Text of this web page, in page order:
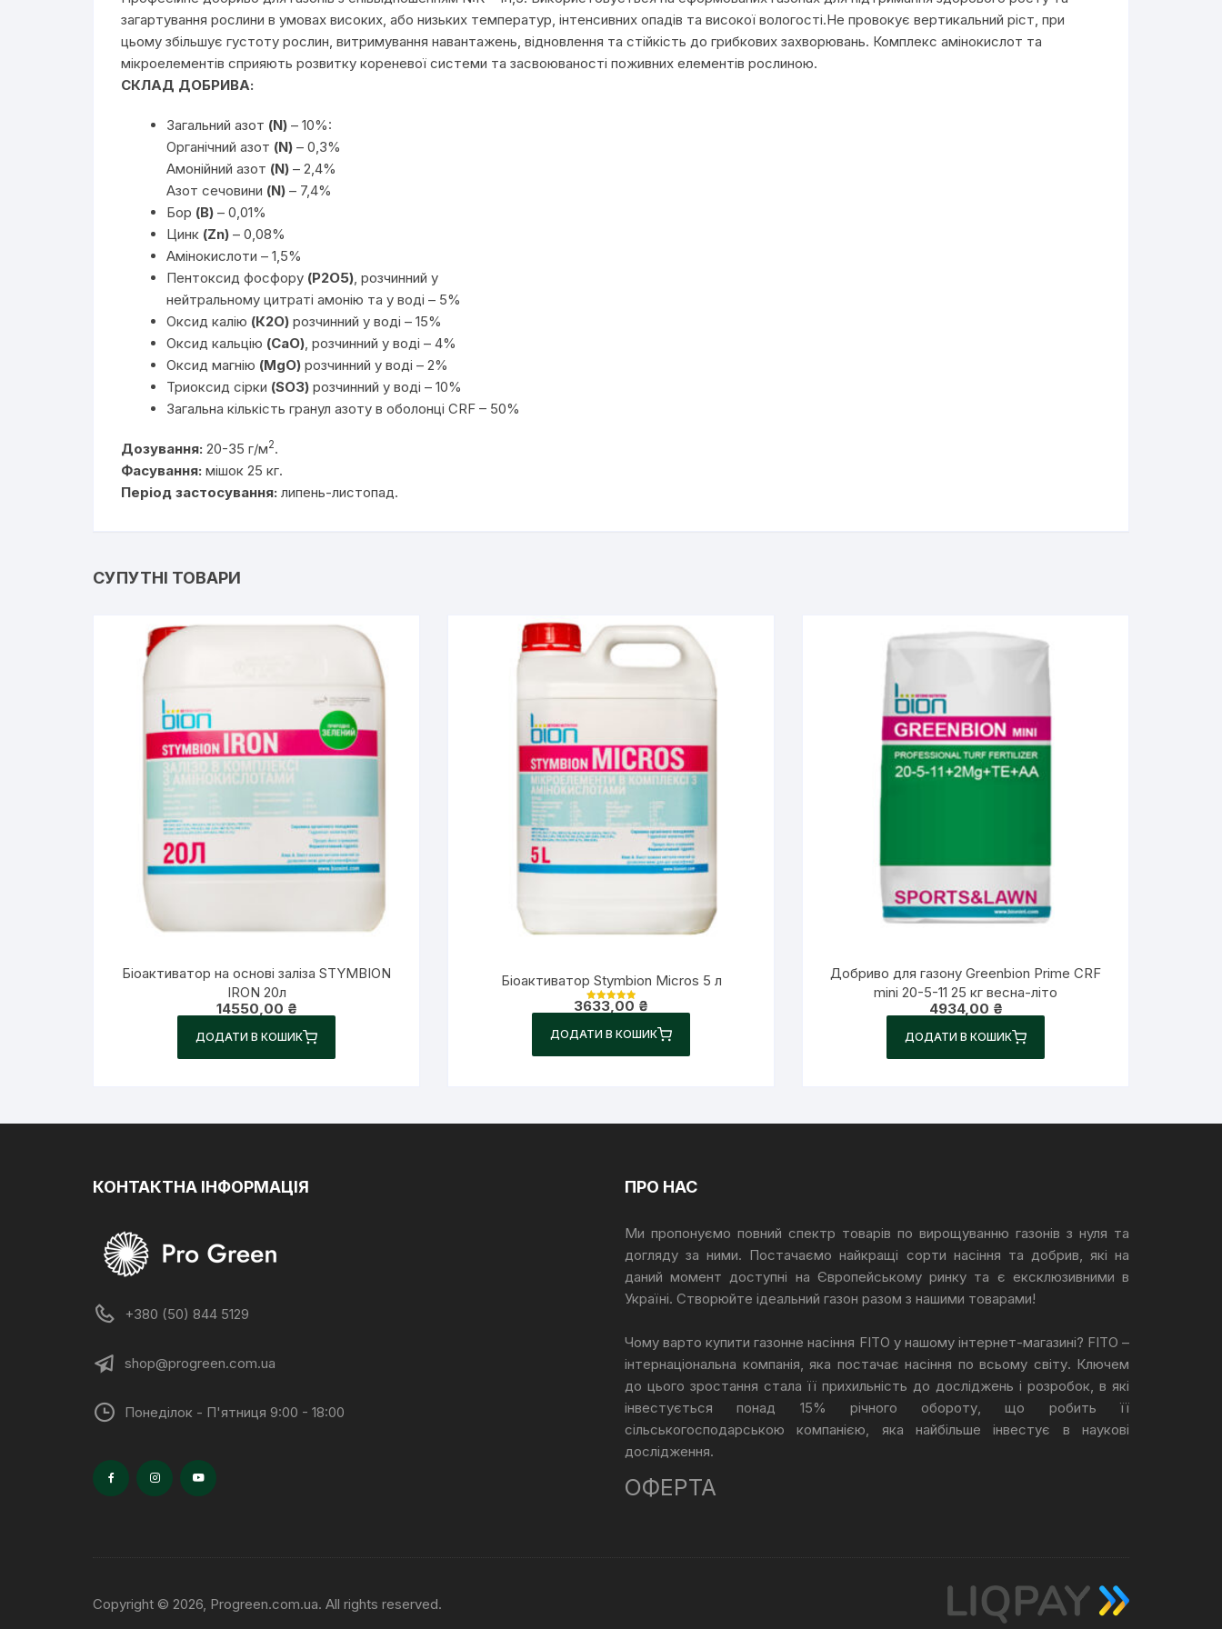
загартування рослини в умовах високих, або низьких температур, інтенсивних опадів та високої вологості.Не провокує вертикальний ріст, при
цьому збільшує густоту рослин, витримування навантажень, відновлення та стійкість до грибкових захворювань. Комплекс амінокислот та
мікроелементів сприяють розвитку кореневої системи та засвоюваності поживних елементів рослиною.
СКЛАД ДОБРИВА:
Загальний азот (N) – 10%:
Органічний азот (N) – 0,3%
Амонійний азот (N) – 2,4%
Азот сечовини (N) – 7,4%
Бор (В) – 0,01%
Цинк (Zn) – 0,08%
Амінокислоти – 1,5%
Пентоксид фосфору (P2O5), розчинний у
нейтральному цитраті амонію та у воді – 5%
Оксид калію (К2О) розчинний у воді – 15%
Оксид кальцію (CaO), розчинний у воді – 4%
Оксид магнію (MgO) розчинний у воді – 2%
Триоксид сірки (SO3) розчинний у воді – 10%
Загальна кількість гранул азоту в оболонці CRF – 50%
Дозування: 20-35 г/м2.
Фасування: мішок 25 кг.
Період застосування: липень-листопад.
СУПУТНІ ТОВАРИ
Біоактиватор на основі заліза STYMBION
IRON 20л
14550,00 ₴
ДОДАТИ В КОШИК
Біоактиватор Stymbion Micros 5 л
Оцінено в
3633,00 ₴
ДОДАТИ В КОШИК
Добриво для газону Greenbion Prime CRF
mini 20-5-11 25 кг весна-літо
4934,00 ₴
ДОДАТИ В КОШИК
КОНТАКТНА ІНФОРМАЦІЯ
+380 (50) 844 5129
shop@progreen.com.ua
Понеділок - П'ятниця 9:00 - 18:00
ПРО НАС
Ми пропонуємо повний спектр товарів по вирощуванню газонів з нуля та
догляду за ними. Постачаємо найкращі сорти насіння та добрив, які на
даний момент доступні на Європейському ринку та є ексклюзивними в
Україні. Створюйте ідеальний газон разом з нашими товарами!
Чому варто купити газонне насіння FITO у нашому інтернет-магазині? FITO –
інтернаціональна компанія, яка постачає насіння по всьому світу. Ключем
до цього зростання стала її прихильність до досліджень і розробок, в які
інвестується понад 15% річного обороту, що робить її
сільськогосподарською компанією, яка найбільше інвестує в наукові
дослідження.
ОФЕРТА
Copyright © 2026, Progreen.com.ua. All rights reserved.